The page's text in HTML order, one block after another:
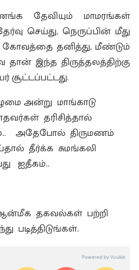
தேவியும் மாமரங்கள்
செய்து, நெருப்பின் மீது
கோவத்தை தனித்து, மீண்டும்
இந்த திருத்தலத்திற்கு
சூட்டப்பட்டது.
அன்று மாங்காடு
தரிசித்தால்
அதேபோல் திருமணம்
தீர்க்க சுமங்கலி
ஐதீகம்..
தகவல்கள் பற்றி
படித்திடுங்கள்.